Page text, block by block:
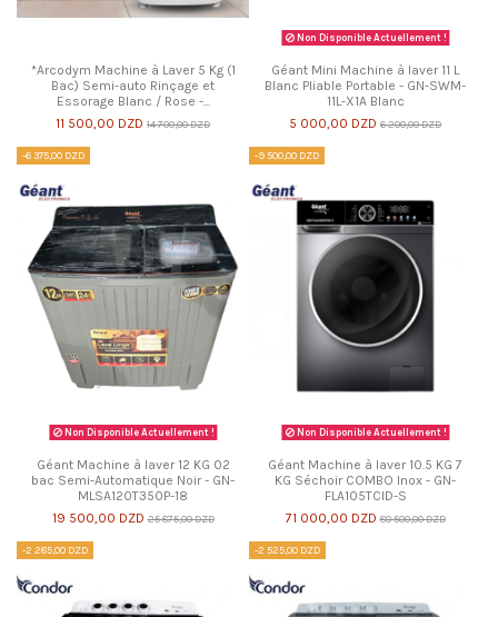
*Arcodym Machine à Laver 5 Kg (1
Bac) Semi-auto Rinçage et
Essorage Blanc / Rose -...
11 500,00 DZD 14 700,00 DZD
Non Disponible Actuellement !
Géant Mini Machine à laver 11 L
Blanc Pliable Portable - GN-SWM-
11L-X1A Blanc
5 000,00 DZD 6 200,00 DZD
-6 375,00 DZD
Non Disponible Actuellement !
Géant Machine à laver 12 KG 02
bac Semi-Automatique Noir - GN-
MLSA120T350P-18
19 500,00 DZD 25 875,00 DZD
-9 500,00 DZD
Non Disponible Actuellement !
Géant Machine à laver 10.5 KG 7
KG Séchoir COMBO Inox - GN-
FLA105TCID-S
71 000,00 DZD 80 500,00 DZD
-2 285,00 DZD -2 525,00 DZD